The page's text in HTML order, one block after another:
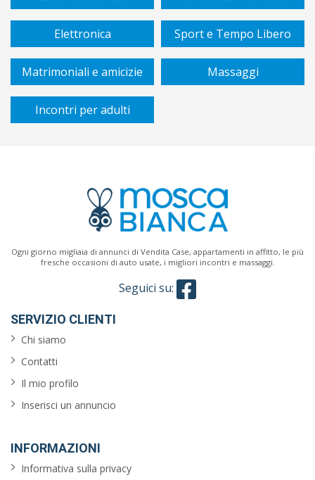
Vendita
affitto
Tipo
di
energetica
giardino
ascensore
condizionata
Elettronica Sport e Tempo Libero
Matrimoniali e amicizie Massaggi
Incontri per adulti
Ogni giorno migliaia di annunci di Vendita Case, appartamenti in affitto, le più
fresche occasioni di auto usate, i migliori incontri e massaggi.
Seguici su:
SERVIZIO CLIENTI
Chi siamo
Contatti
Il mio profilo
Inserisci un annuncio
INFORMAZIONI
Informativa sulla privacy